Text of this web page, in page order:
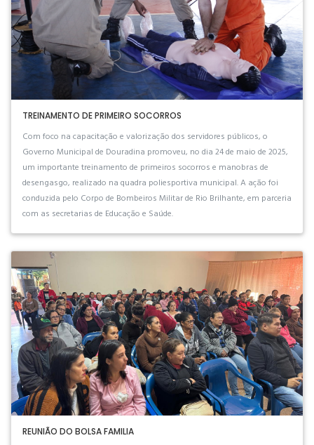
TREINAMENTO DE PRIMEIRO SOCORROS
Com foco na capacitação e valorização dos servidores públicos, o
Governo Municipal de Douradina promoveu, no dia 24 de maio de 2025,
um importante treinamento de primeiros socorros e manobras de
desengasgo, realizado na quadra poliesportiva municipal. A ação foi
conduzida pelo Corpo de Bombeiros Militar de Rio Brilhante, em parceria
com as secretarias de Educação e Saúde.
REUNIÃO DO BOLSA FAMILIA